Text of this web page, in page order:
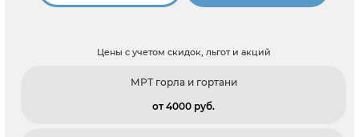
Цены с учетом скидок, льгот и акций
МРТ горла и гортани
от 4000 pуб.